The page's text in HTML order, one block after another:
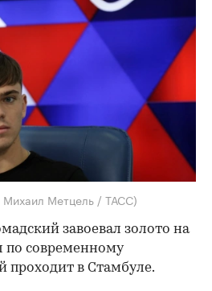
Метцель / ТАСС)
завоевал золото на
по современному
проходит в Стамбуле.